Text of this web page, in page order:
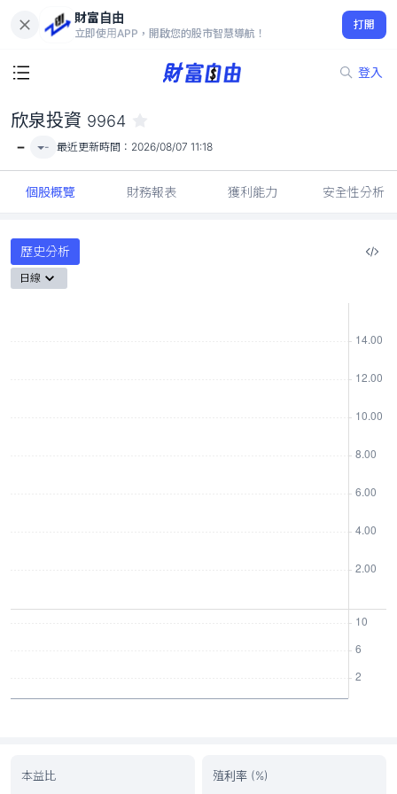
財富自由
立即使用APP，開啟您的股市智慧導航！
打開
登入
-
欣泉投資 9964
- - 最近更新時間： 2026/08/07 11:18
個股概覽 財務報表 獲利能力 安全性分析
歷史分析
日線
本益比 殖利率 (%)